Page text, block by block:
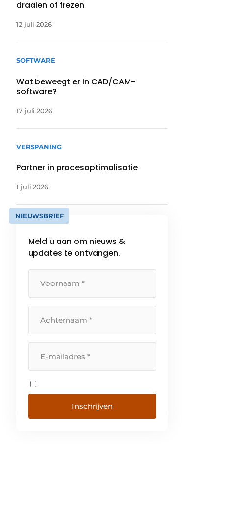
draaien of frezen
12 juli 2026
SOFTWARE
Wat beweegt er in CAD/CAM-
software?
17 juli 2026
VERSPANING
Partner in procesoptimalisatie
1 juli 2026
NIEUWSBRIEF
Meld u aan om nieuws &
updates te ontvangen.